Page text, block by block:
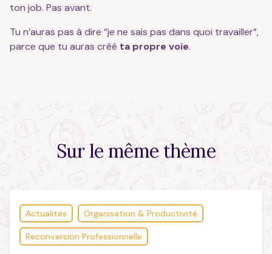
ton job. Pas avant.
Tu n’auras pas à dire “je ne sais pas dans quoi travailler”,
parce que tu auras créé ta propre voie.
Sur le même thème
Actualités Organisation & Productivité
Reconversion Professionnelle